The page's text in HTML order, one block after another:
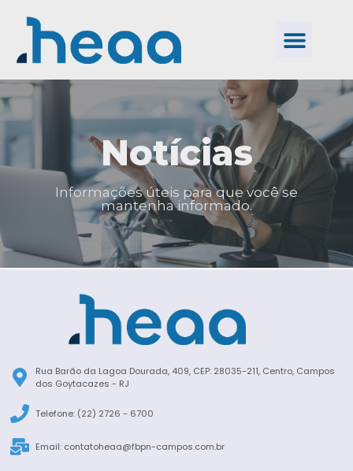
Notícias
Informações úteis para que você se
mantenha informado.
Rua Barão da Lagoa Dourada, 409, CEP: 28035-211, Centro, Campos
dos Goytacazes - RJ
Telefone: (22) 2726 - 6700
Email: contatoheaa@fbpn-campos.com.br